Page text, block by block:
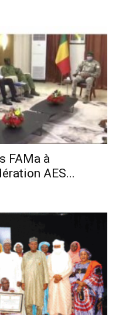
FAMa à
AES...